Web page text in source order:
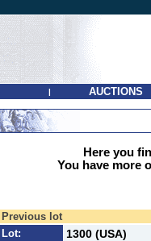
| AUCTIONS
Here you
You have more
Previous lot
Lot:
1300 (USA)